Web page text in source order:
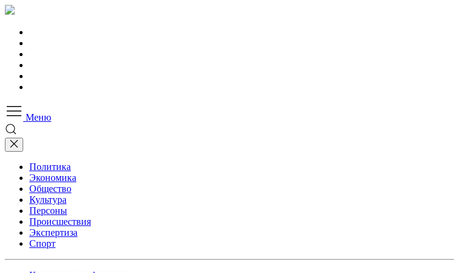
Меню
Политика
Экономика
Общество
Культура
Персоны
Происшествия
Экспертиза
Спорт